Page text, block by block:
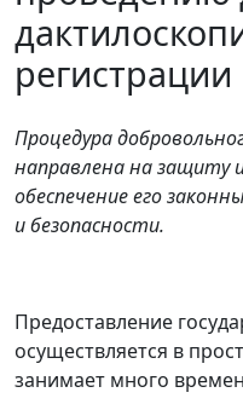
регистрации
Процедура
направлена на защиту
обеспечение его
и безопасности.
Предоставление
осуществляется в
занимает много